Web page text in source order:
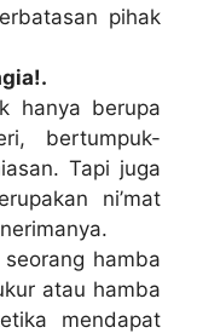
pihak
hanya berupa
bertumpuk-
Tapi juga
ni’mat
hamba
atau hamba
mendapat